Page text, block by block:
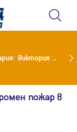
Голям успех за България: Виктория Ангелова грабна световна титла в тройния скок
пожар в